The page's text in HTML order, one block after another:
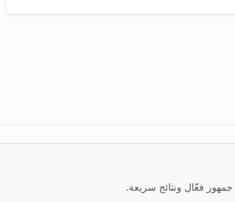
فعّال ونتائج سريعة.